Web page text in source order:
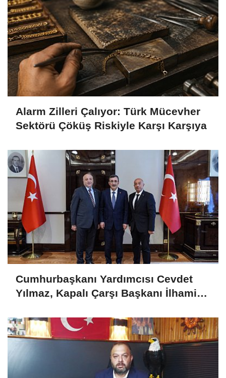
Alarm Zilleri Çalıyor: Türk Mücevher
Sektörü Çöküş Riskiyle Karşı Karşıya
Cumhurbaşkanı Yardımcısı Cevdet
Yılmaz, Kapalı Çarşı Başkanı İlhami